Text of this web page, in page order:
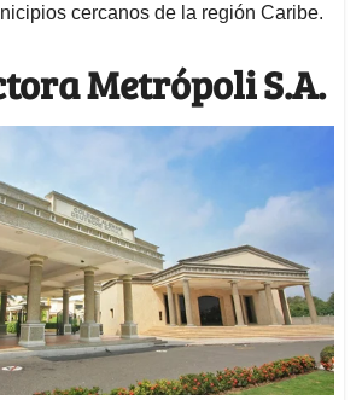
cercanos de la región Caribe.
Metrópoli S.A.